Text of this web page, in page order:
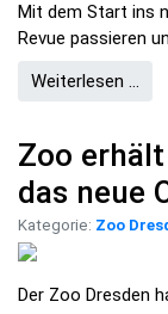
Mit dem Start ins
Revue passieren
Weiterlesen …
Zoo
das neue
Kategorie: Zoo
Der Zoo Dresden